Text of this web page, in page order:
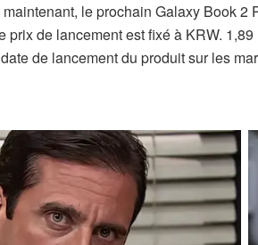
le prochain Galaxy Book
prix de lancement est fixé à KRW.
de lancement du produit sur les